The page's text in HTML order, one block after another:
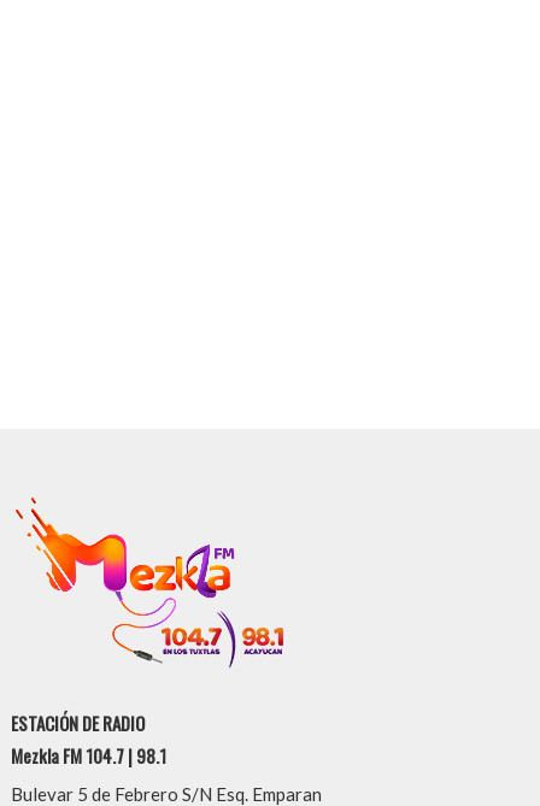
ESTACIÓN DE RADIO
Mezkla FM 104.7 | 98.1
Bulevar 5 de Febrero S/N Esq. Emparan